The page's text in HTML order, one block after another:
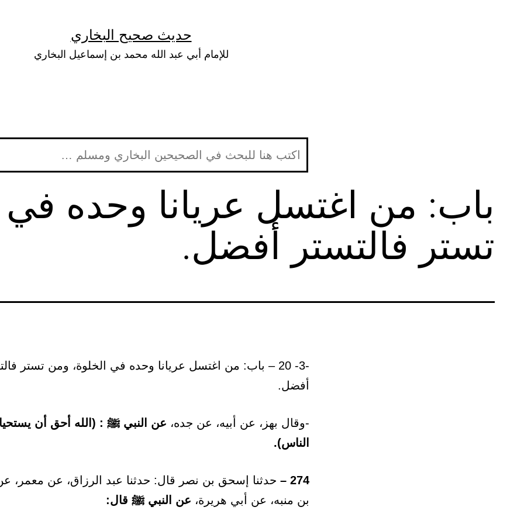
حديث صحيح البخاري
للإمام أبي عبد الله محمد بن إسماعيل البخاري
باب: من اغتسل عريانا وحده في
تستر فالتستر أفضل.
-3- 20 – باب: من اغتسل عريانا وحده في الخلوة، ومن تستر
أفضل.
-وقال بهز، عن أبيه، عن جده، عن النبي ﷺ : (الله أحق أن
الناس).
274 –
حدثنا إسحق بن نصر قال: حدثنا عبد الرزاق، عن معمر،
بن منبه، عن أبي هريرة، عن النبي ﷺ قال: